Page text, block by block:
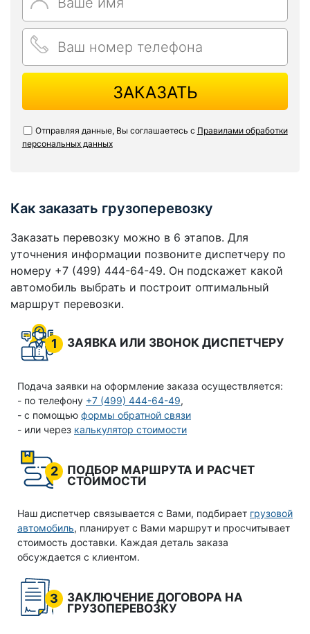
ЗАКАЗАТЬ
Отправляя данные, Вы соглашаетесь с Правилами обработки
персональных данных
Как заказать грузоперевозку
Заказать перевозку можно в 6 этапов. Для
уточнения информации позвоните диспетчеру по
номеру +7 (499) 444-64-49. Он подскажет какой
автомобиль выбрать и построит оптимальный
маршрут перевозки.
1 ЗАЯВКА ИЛИ ЗВОНОК ДИСПЕТЧЕРУ
Подача заявки на оформление заказа осуществляется:
- по телефону +7 (499) 444-64-49,
- с помощью формы обратной связи
- или через калькулятор стоимости
2
ПОДБОР МАРШРУТА И РАСЧЕТ
СТОИМОСТИ
Наш диспетчер связывается с Вами, подбирает грузовой
автомобиль, планирует с Вами маршрут и просчитывает
стоимость доставки. Каждая деталь заказа
обсуждается с клиентом.
3
ЗАКЛЮЧЕНИЕ ДОГОВОРА НА
ГРУЗОПЕРЕВОЗКУ